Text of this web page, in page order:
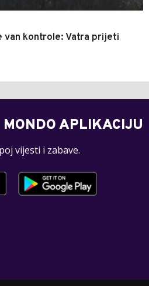
van kontrole: Vatra prijeti
APLIKACIJU
vijesti i zabave.